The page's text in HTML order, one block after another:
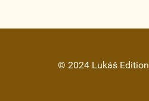
© 2024 Lukáš Edition